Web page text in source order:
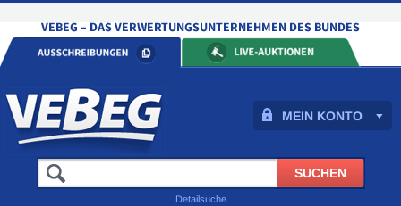
MEIN KONTO
Detailsuche